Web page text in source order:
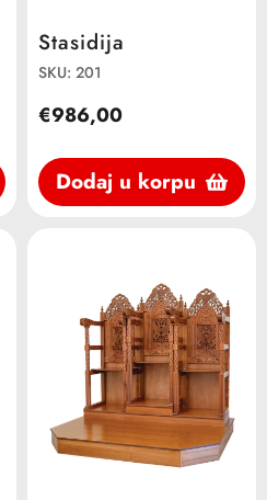
Stasidija
SKU: 201
€986,00
Dodaj u korpu